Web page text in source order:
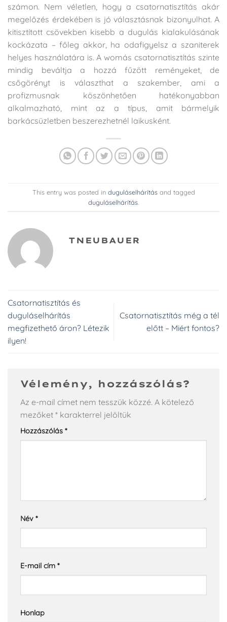
számon. Nem véletlen, hogy a csatornatisztítás akár
megelőzés érdekében is jó választásnak bizonyulhat. A
kitisztított csövekben kisebb a dugulás kialakulásának
kockázata – főleg akkor, ha odafigyelsz a szaniterek
helyes használatára is. A womás csatornatisztítás szinte
mindig beváltja a hozzá fűzött reményeket, de
csőgörényt is választhat a szakember, ami a
profizmusnak köszönhetően hatékonyabban
alkalmazható, mint az a típus, amit bármelyik
barkácsüzletben beszerezhetnél laikusként.
This entry was posted in duguláselhárításand tagged
duguláselhárítás
TNEUBAUER
Csatornatisztítás és
duguláselhárítás
megfizethető áron? Létezik
ilyen!
Csatornatisztítás még a tél
előtt – Miért fontos?
Vélemény, hozzászólás?
Az e-mail címet nem tesszük közzé. A kötelező
mezőket * karakterrel jelöltük
Hozzászólás *
Név *
E-mail cím *
Honlap